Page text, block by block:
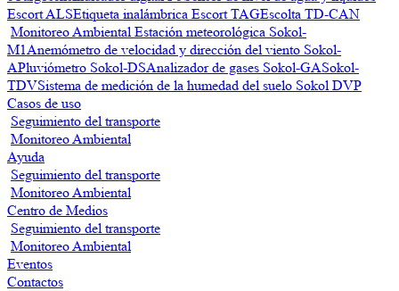
Escort ALSEtiqueta inalámbrica Escort TAGEscolta TD-CAN
Monitoreo Ambiental Estación meteorológica Sokol-
M1 Anemómetro de velocidad y dirección del viento Sokol-
APluviómetro Sokol-DSAnalizador de gases Sokol-GASokol-
TDVSistema de medición de la humedad del suelo Sokol DVP
Casos de uso
Seguimiento del transporte
Monitoreo Ambiental
Ayuda
Seguimiento del transporte
Monitoreo Ambiental
Centro de Medios
Seguimiento del transporte
Monitoreo Ambiental
Eventos
Contactos